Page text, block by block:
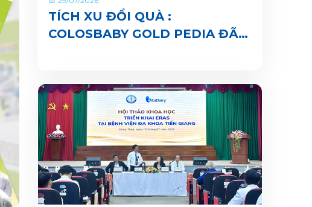
TÍCH XU ĐỔI QUÀ :
COLOSBABY GOLD PEDIA ĐÃ
MUỖNG NHẬN QUÀ CHUNG
TAY VUN BỒI HÀNH TINH
XANH